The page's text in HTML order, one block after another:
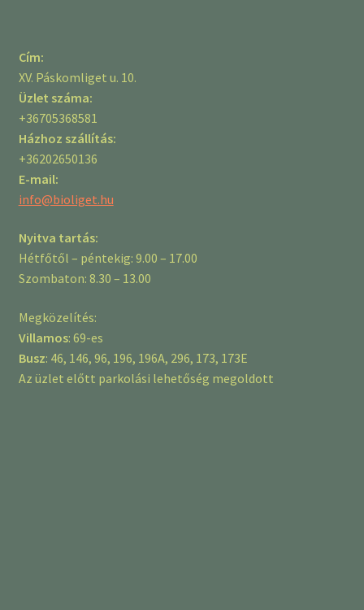
Cím:
XV. Páskomliget u. 10.
Üzlet száma:
+36705368581
Házhoz szállítás:
+36202650136
E-mail:
info@bioliget.hu
Nyitva tartás:
Hétfőtől – péntekig: 9.00 – 17.00
Szombaton: 8.30 – 13.00
Megközelítés:
Villamos: 69-es
Busz: 46, 146, 96, 196, 196A, 296, 173, 173E
Az üzlet előtt parkolási lehetőség megoldott